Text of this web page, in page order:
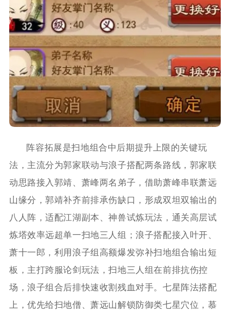
阵容拓展是扫地组合中后期提升上限的关键玩
法，主流分为郭家联动与浪子搭配两条路线，郭家联
动思路接入郭靖、萧峰两名弟子，借助萧峰串联萧远
山缘分，郭靖补齐前排承伤缺口，形成双坦双输出的
八人阵，适配江湖副本、神兽试炼玩法，通关高层试
炼塔效率远超单一扫地三人组；浪子搭配接入叶开、
萧十一郎，利用浪子组高额爆发弥补扫地组合输出短
板，主打跨服论剑玩法，扫地三人组在前排抗伤控
场，浪子组合后排快速收割残血对手。七星阵法搭配
上，优先给扫地僧、萧远山解锁防御类七星穴位，慕